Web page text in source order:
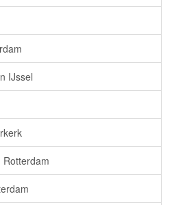
IJssel
Rotterdam